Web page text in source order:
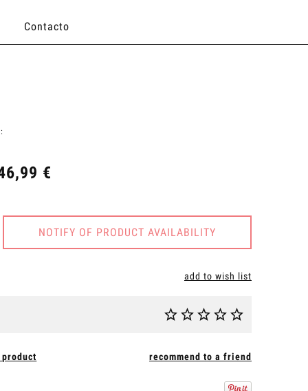
Contacto
€
NOTIFY OF PRODUCT AVAILABILITY
add to wish list
recommend to a friend